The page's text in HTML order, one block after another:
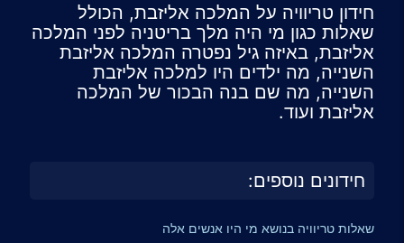
חידון טריוויה על המלכה אליזבת, הכולל
שאלות כגון מי היה מלך בריטניה לפני המלכה
אליזבת, באיזה גיל נפטרה המלכה אליזבת
השנייה, מה ילדים היו למלכה אליזבת
השנייה, מה שם בנה הבכור של המלכה
אליזבת ועוד.
חידונים נוספים:
שאלות טריוויה בנושא מי היו אנשים אלה